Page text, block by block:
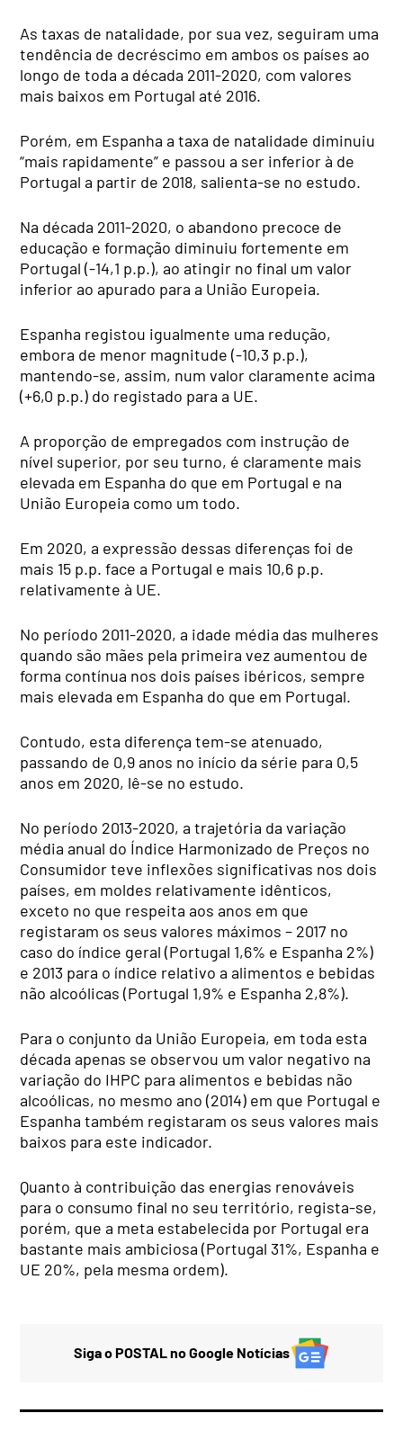
As taxas de natalidade, por sua vez, seguiram uma
tendência de decréscimo em ambos os países ao
longo de toda a década 2011-2020, com valores
mais baixos em Portugal até 2016.
Porém, em Espanha a taxa de natalidade diminuiu
“mais rapidamente” e passou a ser inferior à de
Portugal a partir de 2018, salienta-se no estudo.
Na década 2011-2020, o abandono precoce de
educação e formação diminuiu fortemente em
Portugal (-14,1 p.p.), ao atingir no final um valor
inferior ao apurado para a União Europeia.
Espanha registou igualmente uma redução,
embora de menor magnitude (-10,3 p.p.),
mantendo-se, assim, num valor claramente acima
(+6,0 p.p.) do registado para a UE.
A proporção de empregados com instrução de
nível superior, por seu turno, é claramente mais
elevada em Espanha do que em Portugal e na
União Europeia como um todo.
Em 2020, a expressão dessas diferenças foi de
mais 15 p.p. face a Portugal e mais 10,6 p.p.
relativamente à UE.
No período 2011-2020, a idade média das mulheres
quando são mães pela primeira vez aumentou de
forma contínua nos dois países ibéricos, sempre
mais elevada em Espanha do que em Portugal.
Contudo, esta diferença tem-se atenuado,
passando de 0,9 anos no início da série para 0,5
anos em 2020, lê-se no estudo.
No período 2013-2020, a trajetória da variação
média anual do Índice Harmonizado de Preços no
Consumidor teve inflexões significativas nos dois
países, em moldes relativamente idênticos,
exceto no que respeita aos anos em que
registaram os seus valores máximos – 2017 no
caso do índice geral (Portugal 1,6% e Espanha 2%)
e 2013 para o índice relativo a alimentos e bebidas
não alcoólicas (Portugal 1,9% e Espanha 2,8%).
Para o conjunto da União Europeia, em toda esta
década apenas se observou um valor negativo na
variação do IHPC para alimentos e bebidas não
alcoólicas, no mesmo ano (2014) em que Portugal e
Espanha também registaram os seus valores mais
baixos para este indicador.
Quanto à contribuição das energias renováveis
para o consumo final no seu território, regista-se,
porém, que a meta estabelecida por Portugal era
bastante mais ambiciosa (Portugal 31%, Espanha e
UE 20%, pela mesma ordem).
Siga o POSTAL no Google Notícias